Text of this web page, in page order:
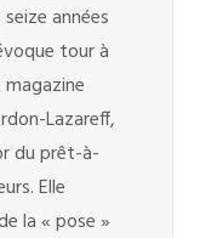
années
tour à
Lazareff,
du prêt-à-
Elle
la « pose »